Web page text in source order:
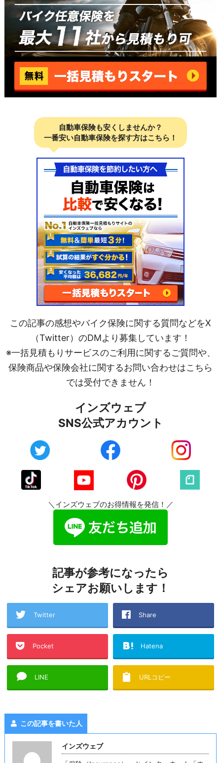
自動車保険も安くしませんか？
一番安い自動車保険を探す方はこちら！
この記事の感想やバイク保険に関する質問などをX
（Twitter）のDMより募集しています！
※一括見積もりサービスのご利用に関するご質問や、
保険商品や保険会社に関するお問い合わせはこちら
では受付できません！
インズウェブ
SNS公式アカウント
＼インズウェブのお得情報を発信！／
記事が参考になったら
シェアお願いします！
Twitter Share
Pocket Hatena
LINE URLコピー
この記事を書いた人
インズウェブ